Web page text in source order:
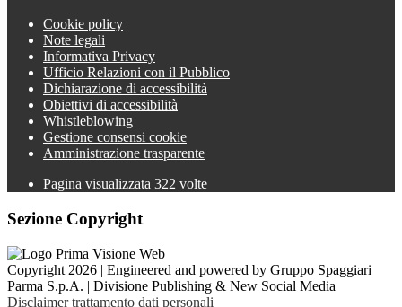
Cookie policy
Note legali
Informativa Privacy
Ufficio Relazioni con il Pubblico
Dichiarazione di accessibilità
Obiettivi di accessibilità
Whistleblowing
Gestione consensi cookie
Amministrazione trasparente
Pagina visualizzata 322 volte
Sezione Copyright
Copyright 2026 | Engineered and powered by Gruppo Spaggiari
Parma S.p.A. | Divisione Publishing & New Social Media
Disclaimer trattamento dati personali